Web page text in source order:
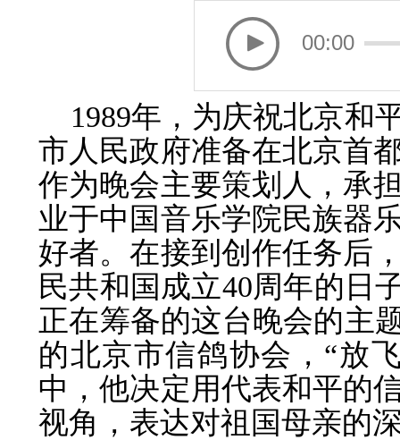
00:00
1989年，为庆祝北京和
市人民政府准备在北京首
作为晚会主要策划 人，承
业于中国音乐学院民族器
好者。在接到创作任务后
民共和国成立40周年的日
正在筹备的这台晚会的主
的北京市信鸽协会，“放
中，他决定用代表和平的
视角， 表达对祖国母亲的